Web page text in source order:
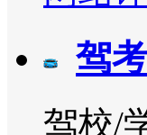
驾
驾校/